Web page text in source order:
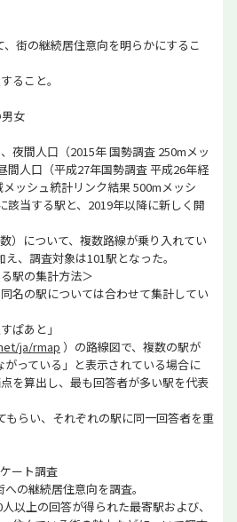
街の継続居住意向を明らかにするこ
ること。
女
夜間人口（2015年 国勢調査 250mメッ
間人口（平成27年国勢調査 平成26年経
ッシュ統計リンク結果 500mメッシ
該当する駅と、2019年以降に新しく開
）について、複数路線が乗り入れてい
、調査対象は101駅となった。
駅の集計方法＞
名の駅については合わせて集計してい
ぱあと」
ja/rmap ）の路線図で、複数の駅が
がっている」と表示されている場合に
を算出し、最も回答者が多い駅を代表
らい、それぞれの駅に同一回答者を重
ート調査
の継続居住意向を調査。
以上の回答が得られた最寄駅および、